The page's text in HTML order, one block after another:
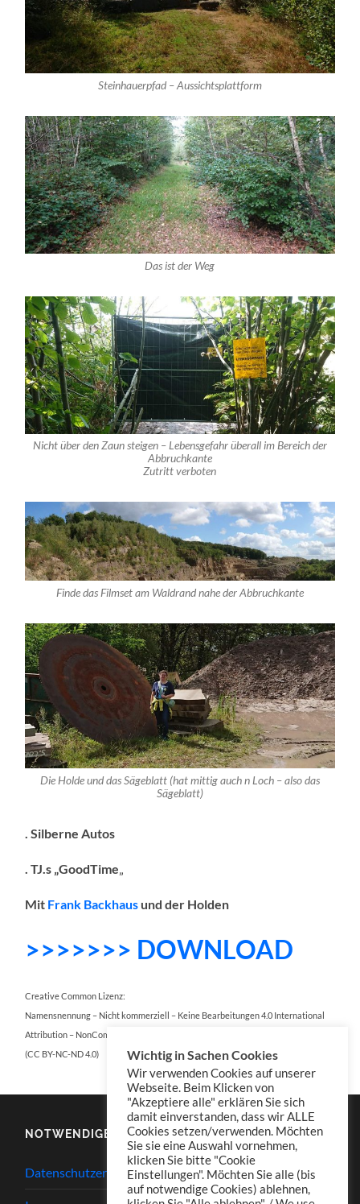
Steinhauerpfad – Aussichtsplattform
Das ist der Weg
Nicht über den Zaun steigen – Lebensgefahr überall im Bereich der
Abbruchkante
Zutritt verboten
Finde das Filmset am Waldrand nahe der Abbruchkante
Die Holde und das Sägeblatt (hat mittig auch n Loch – also das
Sägeblatt)
. Silberne Autos
. TJ.s „GoodTime
Mit Frank Backhaus und der Holden
>>>>>>> DOWNLOAD
Creative Common Lizenz:
Namensnennung – Nicht kommerziell – Keine Bearbeitungen 4.0 International
Attribution – NonCommercial – NoDerivatives 4.0 International
(CC BY-NC-ND 4.0)
NOTWENDIGES
Datenschutzerklärung
Wichtig in Sachen Cookies
Wir verwenden Cookies auf unserer
Webseite. Beim Klicken von
"Akzeptiere alle" erklären Sie sich
damit einverstanden, dass wir ALLE
Cookies setzen/verwenden. Möchten
Sie sie eine Auswahl vornehmen,
klicken Sie bitte "Cookie
Einstellungen". Möchten Sie alle (bis
auf notwendige Cookies) ablehnen,